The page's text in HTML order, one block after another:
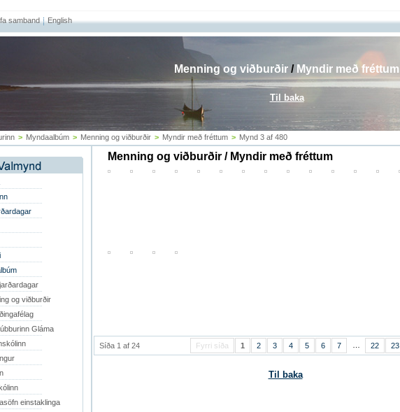
samband English
> Myndaalbúm > Menning og viðburðir > Myndir með fréttum > Mynd 3 af 480
og viðburðir
Gláma
einstaklinga
Menning og viðburðir / Myndir með fréttum
Fyrri síða 1 2 3 4 5 6 7 22 23
Síða 1 af 24
Til baka
Menning og viðburðir / Myndir með fréttum
Til baka